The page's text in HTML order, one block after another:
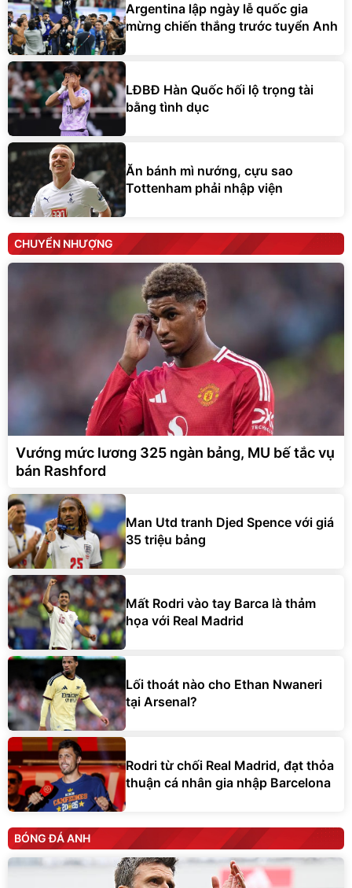
Argentina lập ngày lễ quốc gia
mừng chiến thắng trước tuyển Anh
LĐBĐ Hàn Quốc hối lộ trọng tài
bằng tình dục
Ăn bánh mì nướng, cựu sao
Tottenham phải nhập viện
CHUYỂN NHƯỢNG
Vướng mức lương 325 ngàn bảng, MU bế tắc vụ
bán Rashford
Man Utd tranh Djed Spence với giá
35 triệu bảng
Mất Rodri vào tay Barca là thảm
họa với Real Madrid
Lối thoát nào cho Ethan Nwaneri
tại Arsenal?
Rodri từ chối Real Madrid, đạt thỏa
thuận cá nhân gia nhập Barcelona
BÓNG ĐÁ ANH